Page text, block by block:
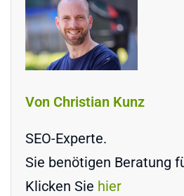
Von Christian Kunz
SEO-Experte.
Sie benötigen Beratung
Klicken Sie hier